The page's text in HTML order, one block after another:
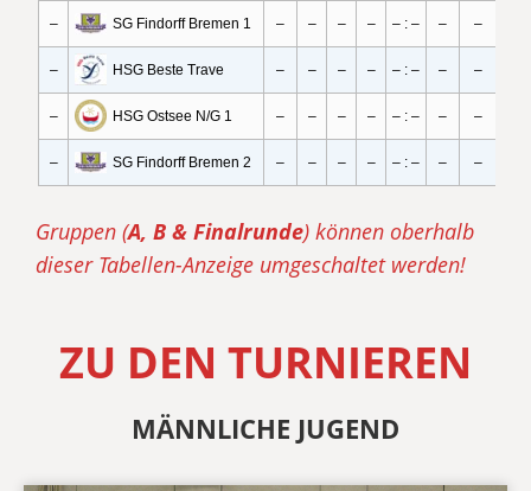
Gruppen (A, B & Finalrunde) können oberhalb
dieser Tabellen-Anzeige umgeschaltet werden!
ZU DEN TURNIEREN
MÄNNLICHE JUGEND